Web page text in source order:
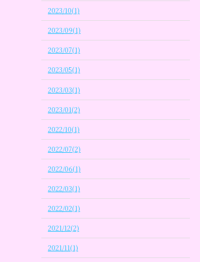
2023/10(1)
2023/09(1)
2023/07(1)
2023/05(1)
2023/03(1)
2023/01(2)
2022/10(1)
2022/07(2)
2022/06(1)
2022/03(1)
2022/02(1)
2021/12(2)
2021/11(1)